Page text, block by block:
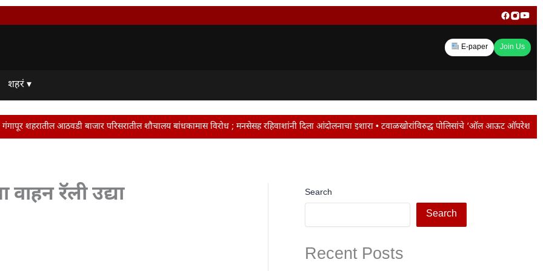
E-paper Join Us
शहरं ▾
बाजार परिसरातील शौचालय बांधकामास विरोध ; मनसेसह रहिवाशांनी दिला आंदोलनाचा इशारा • टवाळखोरांविरुद्ध पोलिसांचे ‘ऑल आऊट ऑपरेशन • जालना रोडवर
रॅली उद्या Search
Search
Recent Posts